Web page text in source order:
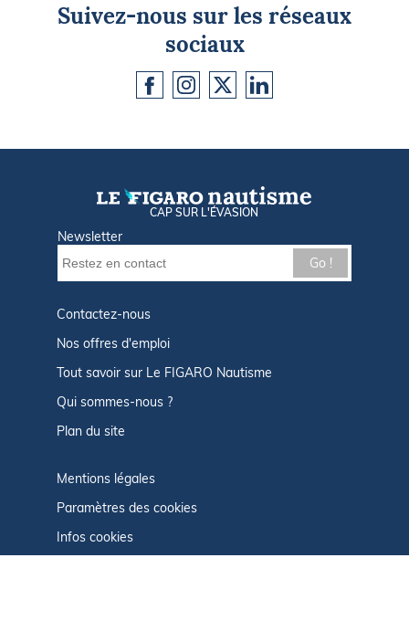
Suivez-nous sur les réseaux
sociaux
CAP SUR L'ÉVASION
Newsletter
Go !
Contactez-nous
Nos offres d'emploi
Tout savoir sur Le FIGARO Nautisme
Qui sommes-nous ?
Plan du site
Mentions légales
Paramètres des cookies
Infos cookies